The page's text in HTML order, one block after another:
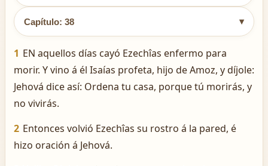
Capítulo: 38 ▾
1 EN aquellos días cayó Ezechîas enfermo para
morir. Y vino á él Isaías profeta, hijo de Amoz, y díjole:
Jehová dice así: Ordena tu casa, porque tú morirás, y
no vivirás.
2 Entonces volvió Ezechîas su rostro á la pared, é
hizo oración á Jehová.